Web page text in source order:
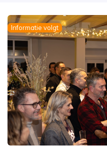
Informatie volgt